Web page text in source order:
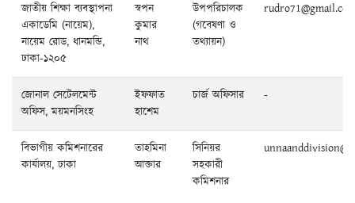
জাতীয় শিক্ষা ব্যবস্থাপনা
একাডেমি (নায়েম),
নায়েম রোড, ধানমন্ডি,
ঢাকা-১২০৫
স্বপন
কুমার
নাথ
উপপরিচালক
(গবেষণা ও
তথ্যায়ন)
জোনাল সেটেলমেন্ট
অফিস, ময়মনসিংহ
ইফফাত
হাশেম
চার্জ অফিসার -
বিভাগীয় কমিশনারের
কার্যালয়, ঢাকা
তাহমিনা
আক্তার
সিনিয়র
সহকারী
কমিশনার